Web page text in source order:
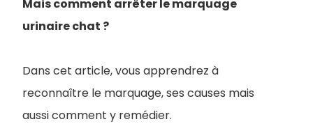
Mais comment arrêter le marquage
urinaire chat ?
Dans cet article, vous apprendrez à
reconnaître le marquage, ses causes mais
aussi comment y remédier.